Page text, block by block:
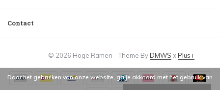
Contact
© 2026 Hoge Ramen - Theme ByDMWS xPlus+
Door het gebruiken van onze website, ga je akkoord met het gebruik van